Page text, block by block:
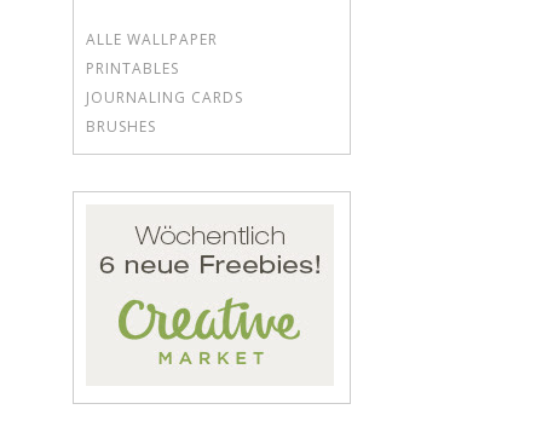
ALLE WALLPAPER
PRINTABLES
JOURNALING CARDS
BRUSHES